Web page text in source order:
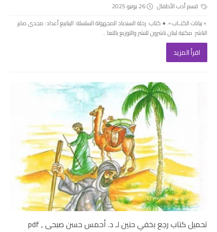
قسم أدب الأطفال
26 يونيو 2025
.▫️ بيانات الكتــاب ▫️. ● كتاب: رحلة السندباد المجهولة السلسلة: الينابيع أعداد: مجدى صابر
الناشر: مكتبة لبنان ناشرون للنشر والتوزيع بالتعا...
اقرأ المزيد
تحميل كتاب رجع بخفي حنين لـ د. أحمس حسن صبحى , pdf